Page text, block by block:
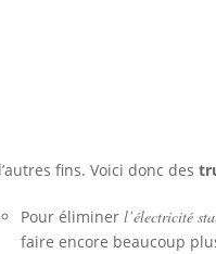
fins. Voici donc des
Pour éliminerl’électricité
faire encore beaucoup